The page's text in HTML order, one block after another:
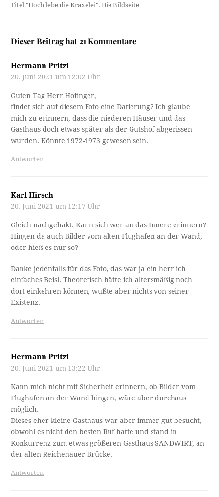
Titel "Hoch lebe die Kraxelei". Die Bildseite…
Dieser Beitrag hat 21 Kommentare
Hermann Pritzi
20. Juni 2021 um 12:02 Uhr
Guten Tag Herr Hofinger,
findet sich auf diesem Foto eine Datierung? Ich glaube
mich zu erinnern, dass die niederen Häuser und das
Gasthaus doch etwas später als der Gutshof abgerissen
wurden. Könnte 1972-1973 gewesen sein.
Antworten
Karl Hirsch
20. Juni 2021 um 12:17 Uhr
Gleich nachgehakt: Kann sich wer an das Innere erinnern?
Hingen da auch Bilder vom alten Flughafen an der Wand,
oder hieß es nur so?
Danke jedenfalls für das Foto, das war ja ein herrlich
einfaches Beisl. Theoretisch hätte ich altersmäßig noch
dort einkehren können, wußte aber nichts von seiner
Existenz.
Antworten
Hermann Pritzi
20. Juni 2021 um 13:22 Uhr
Kann mich nicht mit Sicherheit erinnern, ob Bilder vom
Flughafen an der Wand hingen, wäre aber durchaus
möglich.
Dieses eher kleine Gasthaus war aber immer gut besucht,
obwohl es nicht den besten Ruf hatte und stand in
Konkurrenz zum etwas größeren Gasthaus SANDWIRT, an
der alten Reichenauer Brücke.
Antworten